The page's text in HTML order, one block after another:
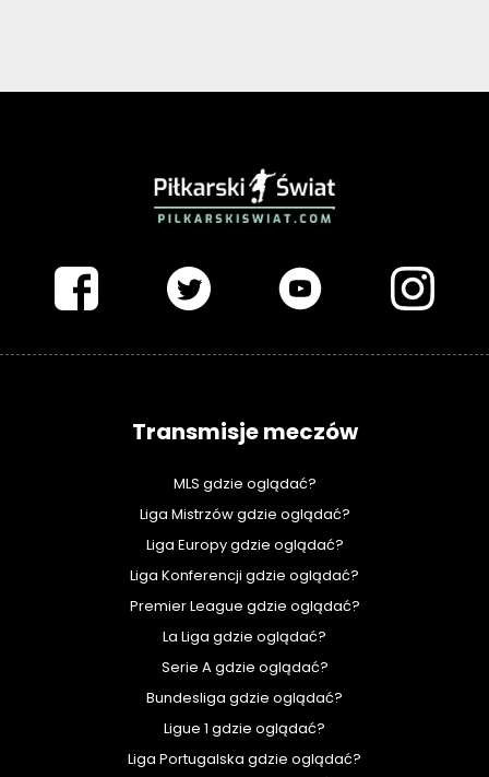
Transmisje meczów
MLS gdzie oglądać?
Liga Mistrzów gdzie oglądać?
Liga Europy gdzie oglądać?
Liga Konferencji gdzie oglądać?
Premier League gdzie oglądać?
La Liga gdzie oglądać?
Serie A gdzie oglądać?
Bundesliga gdzie oglądać?
Ligue 1 gdzie oglądać?
Liga Portugalska gdzie oglądać?